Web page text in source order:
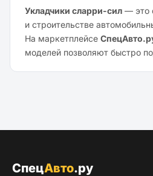
Укладчики сларри-сил — это
и строительстве
На маркетплейсе
моделей позволяют быстро
СпецАвто.ру